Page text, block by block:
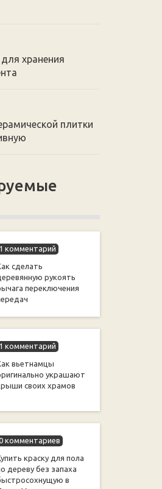
хранения
плитки
1 комментарий
сделать
рукоять
переключения
1 комментарий
вьетнамцы
украшают
своих храмов
комментариев
краску для пола
дереву без запаха
в